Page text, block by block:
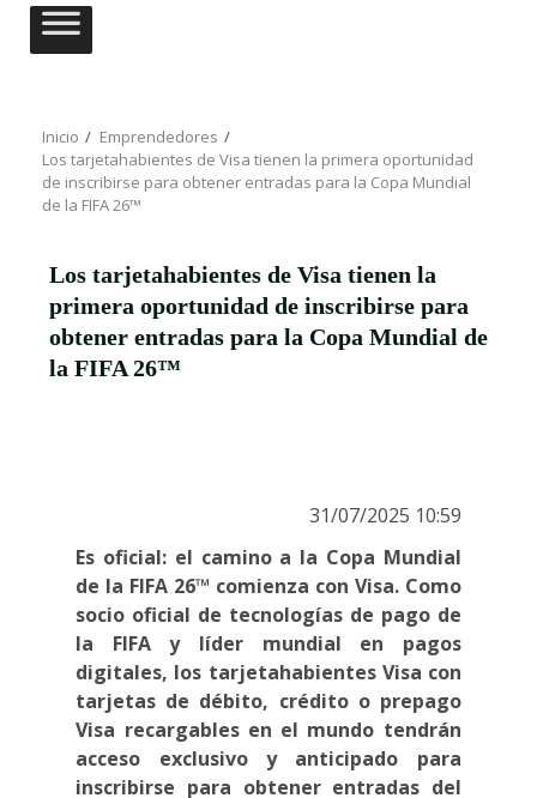
Saltar
Inicio
Emprendedores
Los tarjetahabientes de Visa tienen la primera oportunidad
de inscribirse para obtener entradas para la Copa Mundial
de la FIFA 26™
Los tarjetahabientes de Visa tienen la
primera oportunidad de inscribirse para
obtener entradas para la Copa Mundial de
la FIFA 26™
31/07/2025 10:59
Es oficial: el camino a la Copa Mundial
de la FIFA 26™ comienza con Visa. Como
socio oficial de tecnologías de pago de
la FIFA y líder mundial en pagos
digitales, los tarjetahabientes Visa con
tarjetas de débito, crédito o prepago
Visa recargables en el mundo tendrán
acceso exclusivo y anticipado para
inscribirse para obtener entradas del